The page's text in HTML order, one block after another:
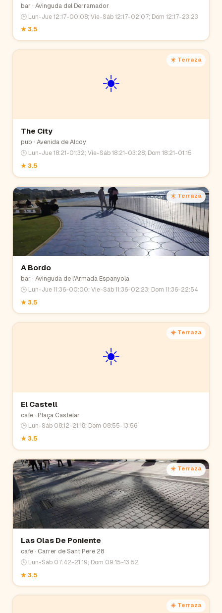
bar· Avinguda del Derramador
🕒 Lun-Jue 12:17-00:08; Vie-Sáb 12:17-02:07; Dom 12:17-23:23
★3.5
☀️
☀️ Terraza
The City
pub · Avenida de Alcoy
🕒 Lun-Jue 18:21-01:32; Vie-Sáb 18:21-03:28; Dom 18:21-01:15
★3.5
☀️ Terraza
A Bordo
bar· Avinguda de l'Armada Espanyola
🕒 Lun-Jue 11:36-00:00; Vie-Sáb 11:36-02:23; Dom 11:36-22:54
★3.5
☀️
☀️ Terraza
El Castell
cafe· Plaça Castelar
🕒 Lun-Sáb 08:12-21:18; Dom 08:55-13:56
★3.5
☀️ Terraza
Las Olas De Poniente
cafe· Carrer de Sant Pere 28
🕒 Lun-Sáb 07:42-21:19; Dom 09:15-13:52
★3.5
☀️ Terraza